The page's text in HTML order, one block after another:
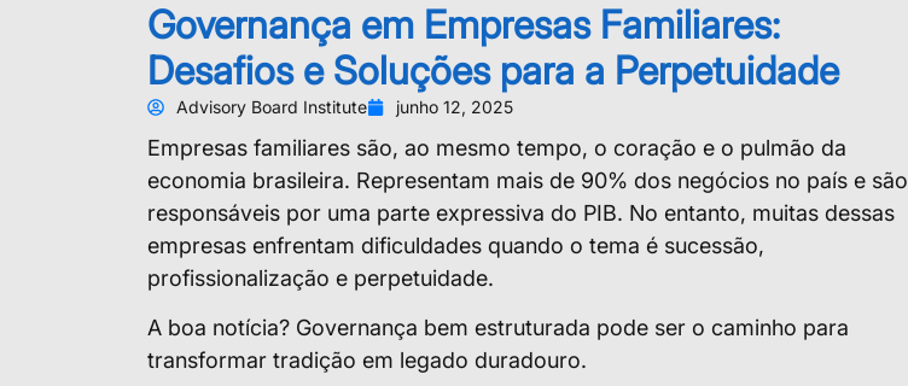
Governança em Empresas Familiares:
Desafios e Soluções para a Perpetuidade
Advisory Board Institute junho 12, 2025
Empresas familiares são, ao mesmo tempo, o coração e o pulmão da
economia brasileira. Representam mais de 90% dos negócios no país e são
responsáveis por uma parte expressiva do PIB. No entanto, muitas dessas
empresas enfrentam dificuldades quando o tema é sucessão,
profissionalização e perpetuidade.
A boa notícia? Governança bem estruturada pode ser o caminho para
transformar tradição em legado duradouro.